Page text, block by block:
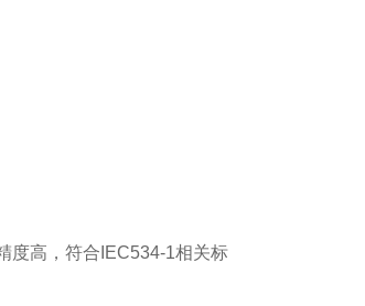
度高，符合IEC534-1相关标